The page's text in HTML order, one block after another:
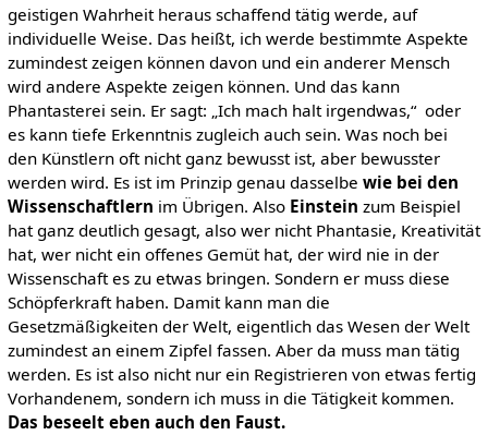
geistigen Wahrheit heraus schaffend tätig werde, auf
individuelle Weise. Das heißt, ich werde bestimmte Aspekte
zumindest zeigen können davon und ein anderer Mensch
wird andere Aspekte zeigen können. Und das kann
Phantasterei sein. Er sagt: „Ich mach halt irgendwas,“ oder
es kann tiefe Erkenntnis zugleich auch sein. Was noch bei
den Künstlern oft nicht ganz bewusst ist, aber bewusster
werden wird. Es ist im Prinzip genau dasselbe wie bei den
Wissenschaftlern im Übrigen. Also Einstein zum Beispiel
hat ganz deutlich gesagt, also wer nicht Phantasie, Kreativität
hat, wer nicht ein offenes Gemüt hat, der wird nie in der
Wissenschaft es zu etwas bringen. Sondern er muss diese
Schöpferkraft haben. Damit kann man die
Gesetzmäßigkeiten der Welt, eigentlich das Wesen der Welt
zumindest an einem Zipfel fassen. Aber da muss man tätig
werden. Es ist also nicht nur ein Registrieren von etwas fertig
Vorhandenem, sondern ich muss in die Tätigkeit kommen.
Das beseelt eben auch den Faust.